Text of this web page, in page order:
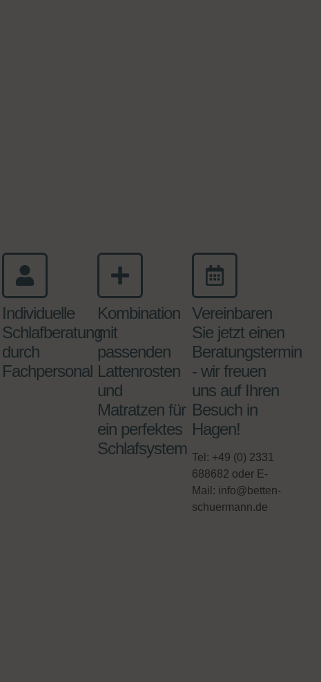
Individuelle
Schlafberatung
durch
Fachpersonal
Kombination
mit
passenden
Lattenrosten
und
Matratzen für
ein perfektes
Schlafsystem
Vereinbaren
Sie jetzt einen
Beratungstermin
- wir freuen
uns auf Ihren
Besuch in
Hagen!
Tel: +49 (0) 2331
688682 oder E-
Mail: info@betten-
schuermann.de